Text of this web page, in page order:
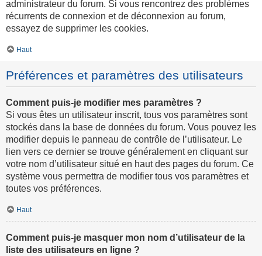
administrateur du forum. Si vous rencontrez des problèmes
récurrents de connexion et de déconnexion au forum,
essayez de supprimer les cookies.
Haut
Préférences et paramètres des utilisateurs
Comment puis-je modifier mes paramètres ?
Si vous êtes un utilisateur inscrit, tous vos paramètres sont
stockés dans la base de données du forum. Vous pouvez les
modifier depuis le panneau de contrôle de l’utilisateur. Le
lien vers ce dernier se trouve généralement en cliquant sur
votre nom d’utilisateur situé en haut des pages du forum. Ce
système vous permettra de modifier tous vos paramètres et
toutes vos préférences.
Haut
Comment puis-je masquer mon nom d’utilisateur de la
liste des utilisateurs en ligne ?